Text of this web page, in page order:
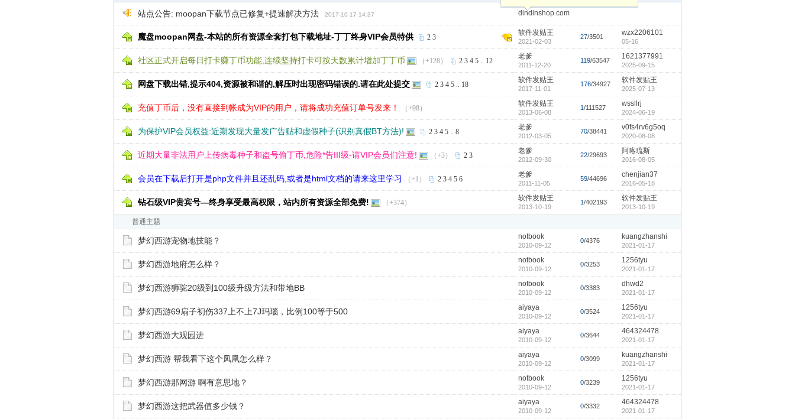
站点公告: moopan下载节点已修复+提速解决方法 2017-10-17 14:37 dindinshop.com
魔盘moopan网盘-本站的所有资源全套打包下载地址-丁丁终身VIP会员特供 2 3
软件发贴王
2021-02-03
27/3501 wzx2206101
05-16
社区正式开启每日打卡赚丁币功能,连续坚持打卡可按天数累计增加丁丁币 （+128） 2 3 4 5 .. 12
老爹
2011-12-20
119/63547 1621377991
2025-09-15
网盘下载出错,提示404,资源被和谐的,解压时出现密码错误的.请在此处提交 2 3 4 5 .. 18
软件发贴王
2017-11-01
176/34927 软件发贴王
2025-07-13
充值丁币后，没有直接到帐成为VIP的用户，请将成功充值订单号发来！ （+98）
软件发贴王
2013-06-08
1/111527 wssllrj
2024-06-19
为保护VIP会员权益:近期发现大量发广告贴和虚假种子(识别真假BT方法)! 2 3 4 5 .. 8
老爹
2012-03-05
70/38441 v0fs4rv6g5oq
2020-08-08
近期大量非法用户上传病毒种子和盗号偷丁币,危险*告III级-请VIP会员们注意! （+3） 2 3
老爹
2012-09-30
22/29693 阿喀琉斯
2016-08-05
会员在下载后打开是php文件并且还乱码,或者是html文档的请来这里学习 （+1） 2 3 4 5 6
老爹
2011-11-05
59/44696 chenjian37
2016-05-18
钻石级VIP贵宾号—终身享受最高权限，站内所有资源全部免费! （+374）
软件发贴王
2013-10-19
1/402193 软件发贴王
2013-10-19
普通主题
梦幻西游宠物地技能？ notbook
2010-09-12
0/4376 kuangzhanshi
2021-01-17
梦幻西游地府怎么样？ notbook
2010-09-12
0/3253 1256tyu
2021-01-17
梦幻西游狮驼20级到100级升级方法和带地BB notbook
2010-09-12
0/3383 dhwd2
2021-01-17
梦幻西游69扇子初伤337上不上7J玛瑙，比例100等于500 aiyaya
2010-09-12
0/3524 1256tyu
2021-01-17
梦幻西游大观园进 aiyaya
2010-09-12
0/3644 464324478
2021-01-17
梦幻西游 帮我看下这个凤凰怎么样？ aiyaya
2010-09-12
0/3099 kuangzhanshi
2021-01-17
梦幻西游那网游 啊有意思地？ notbook
2010-09-12
0/3239 1256tyu
2021-01-17
梦幻西游这把武器值多少钱？ aiyaya
2010-09-12
0/3332 464324478
2021-01-17